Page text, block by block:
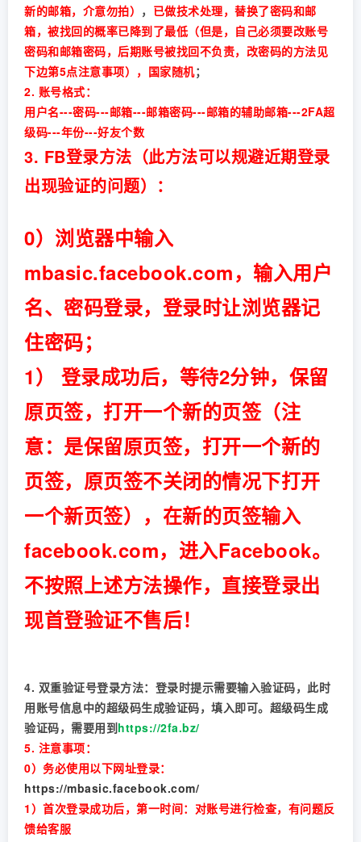
新的邮箱，介意勿拍） ， 已做技术处理，替换了密码和邮
箱，被找回的概率已降到了最低（但是，自己必须要改账号
密码和邮箱密码，后期账号被找回不负责，改密码的方法见
下边第5点注意事项），国家随机；
2. 账号格式：
用户名---密码---邮箱---邮箱密码---邮箱的辅助邮箱---2FA超
级码---年份---好友个数
3. FB登录方法（此方法可以规避近期登录
出现验证的问题）：
0）浏览器中输入
mbasic.facebook.com，输入用户
名、密码登录，登录时让浏览器记
住密码；
1） 登录成功后，等待2分钟，保留
原页签，打开一个新的页签（注
意：是保留原页签，打开一个新的
页签，原页签不关闭的情况下打开
一个新页签），在新的页签输入
facebook.com，进入Facebook。
不按照上述方法操作，直接登录出
现首登验证不售后！
4. 双重验证号登录方法：登录时提示需要输入验证码，此时
用账号信息中的超级码生成验证码，填入即可。超级码生成
验证码，需要用到https://2fa.bz/
5. 注意事项：
0）务必使用以下网址登录：
https://mbasic.facebook.com/
1）首次登录成功后，第一时间：对账号进行检查，有问题反
馈给客服